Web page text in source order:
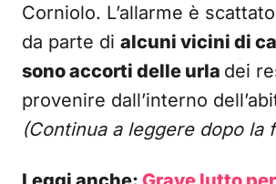
Corniolo. L’allarme è
da parte di alcuni vicini di
sono accorti delle urla dei
provenire dall’interno
(Continua a leggere dopo la